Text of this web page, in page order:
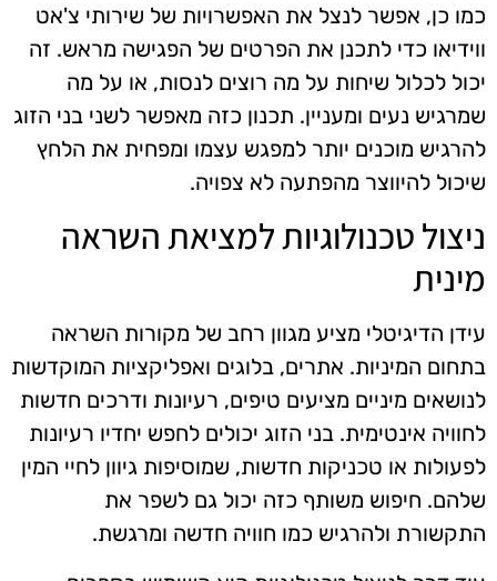
כמו כן, אפשר לנצל את האפשרויות של שירותי צ'אט
ווידיאו כדי לתכנן את הפרטים של הפגישה מראש. זה
יכול לכלול שיחות על מה רוצים לנסות, או על מה
שמרגיש נעים ומעניין. תכנון כזה מאפשר לשני בני הזוג
להרגיש מוכנים יותר למפגש עצמו ומפחית את הלחץ
שיכול להיווצר מהפתעה לא צפויה.
ניצול טכנולוגיות למציאת השראה
מינית
עידן הדיגיטלי מציע מגוון רחב של מקורות השראה
בתחום המיניות. אתרים, בלוגים ואפליקציות המוקדשות
לנושאים מיניים מציעים טיפים, רעיונות ודרכים חדשות
לחוויה אינטימית. בני הזוג יכולים לחפש יחדיו רעיונות
לפעולות או טכניקות חדשות, שמוסיפות גיוון לחיי המין
שלהם. חיפוש משותף כזה יכול גם לשפר את
התקשורת ולהרגיש כמו חוויה חדשה ומרגשת.